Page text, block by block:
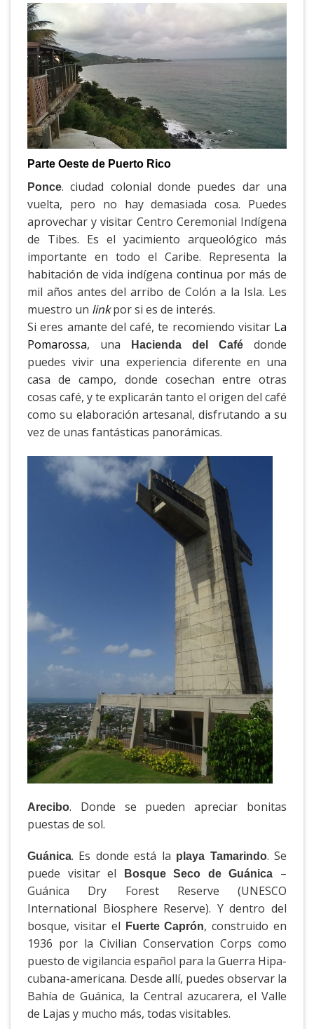
Parte Oeste de Puerto Rico
Ponce. ciudad colonial donde puedes dar una
vuelta, pero no hay demasiada cosa. Puedes
aprovechar y visitar Centro Ceremonial Indígena
de Tibes. Es el yacimiento arqueológico más
importante en todo el Caribe. Representa la
habitación de vida indígena continua por más de
mil años antes del arribo de Colón a la Isla. Les
muestro un linkpor si es de interés.
Si eres amante del café, te recomiendo visitar La
Pomarossa, una Hacienda del Café
donde
puedes vivir una experiencia diferente en una
casa de campo, donde cosechan entre otras
cosas café, y te explicarán tanto el origen del café
como su elaboración artesanal, disfrutando a su
vez de unas fantásticas panorámicas.
Arecibo. Donde se pueden apreciar bonitas
puestas de sol.
Guánica. Es donde está la playa Tamarindo. Se
puede visitar el
Bosque Seco de Guánica
–
Guánica Dry Forest Reserve (UNESCO
International Biosphere Reserve). Y dentro del
bosque, visitar el
Fuerte Caprón, construido en
1936 por la Civilian Conservation Corps como
puesto de vigilancia español para la Guerra Hipa-
cubana-americana. Desde allí, puedes observar la
Bahía de Guánica, la Central azucarera, el Valle
de Lajas y mucho más, todas visitables.